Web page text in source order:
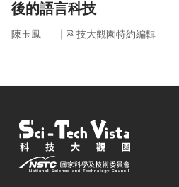
後的語言科技
陳玉鳳 ｜ 科技大觀園特約編輯